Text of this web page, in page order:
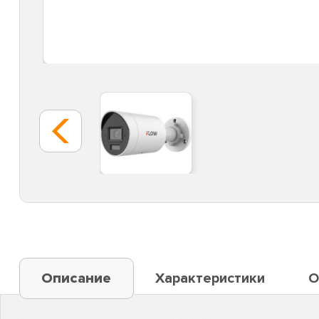
Описание Характеристики